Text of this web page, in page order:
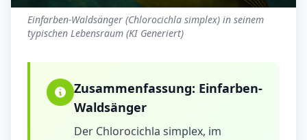
Einfarben-Waldsänger (Chlorocichla simplex) in seinem
typischen Lebensraum (KI Generiert)
Zusammenfassung: Einfarben-
Waldsänger
Der Chlorocichla simplex, im